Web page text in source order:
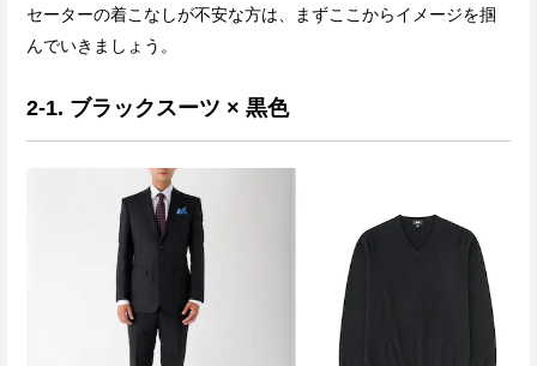
セーターの着こなしが不安な方は、まずここからイメージを掴
んでいきましょう。
2-1. ブラックスーツ × 黒色